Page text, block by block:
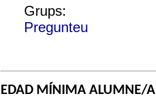
Grups:
Pregunteu
EDAD MÍNIMA ALUMNE/A